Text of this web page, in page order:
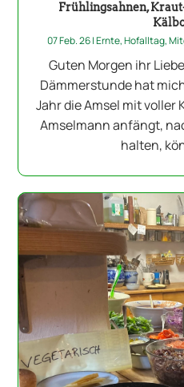
Frühlingsahnen,
07 Feb. 26|Ernte,Hofalltag,
Guten Morgen ihr
Dämmerstunde hat
Jahr die Amsel mit voller
Amselmann anfängt,
halten,